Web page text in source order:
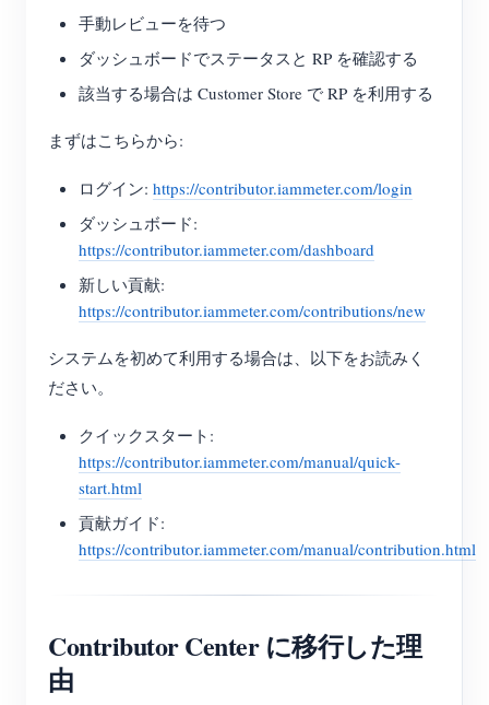
手動レビューを待つ
ダッシュボードでステータスと RP を確認する
該当する場合は Customer Store で RP を利用する
まずはこちらから:
ログイン: https://contributor.iammeter.com/login
ダッシュボード:
https://contributor.iammeter.com/dashboard
新しい貢献:
https://contributor.iammeter.com/contributions/new
システムを初めて利用する場合は、以下をお読みく
ださい。
クイックスタート:
https://contributor.iammeter.com/manual/quick-
start.html
貢献ガイド:
https://contributor.iammeter.com/manual/contribution.html
Contributor Center に移行した理
由